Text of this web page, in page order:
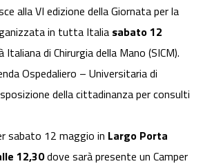
alla VI edizione della Giornata per la
in tutta Italia sabato 12
Italiana di Chirurgia della Mano (SICM).
Ospedaliero – Universitaria di
della cittadinanza per consulti
sabato 12 maggio in Largo Porta
12,30dove sarà presente un Camper